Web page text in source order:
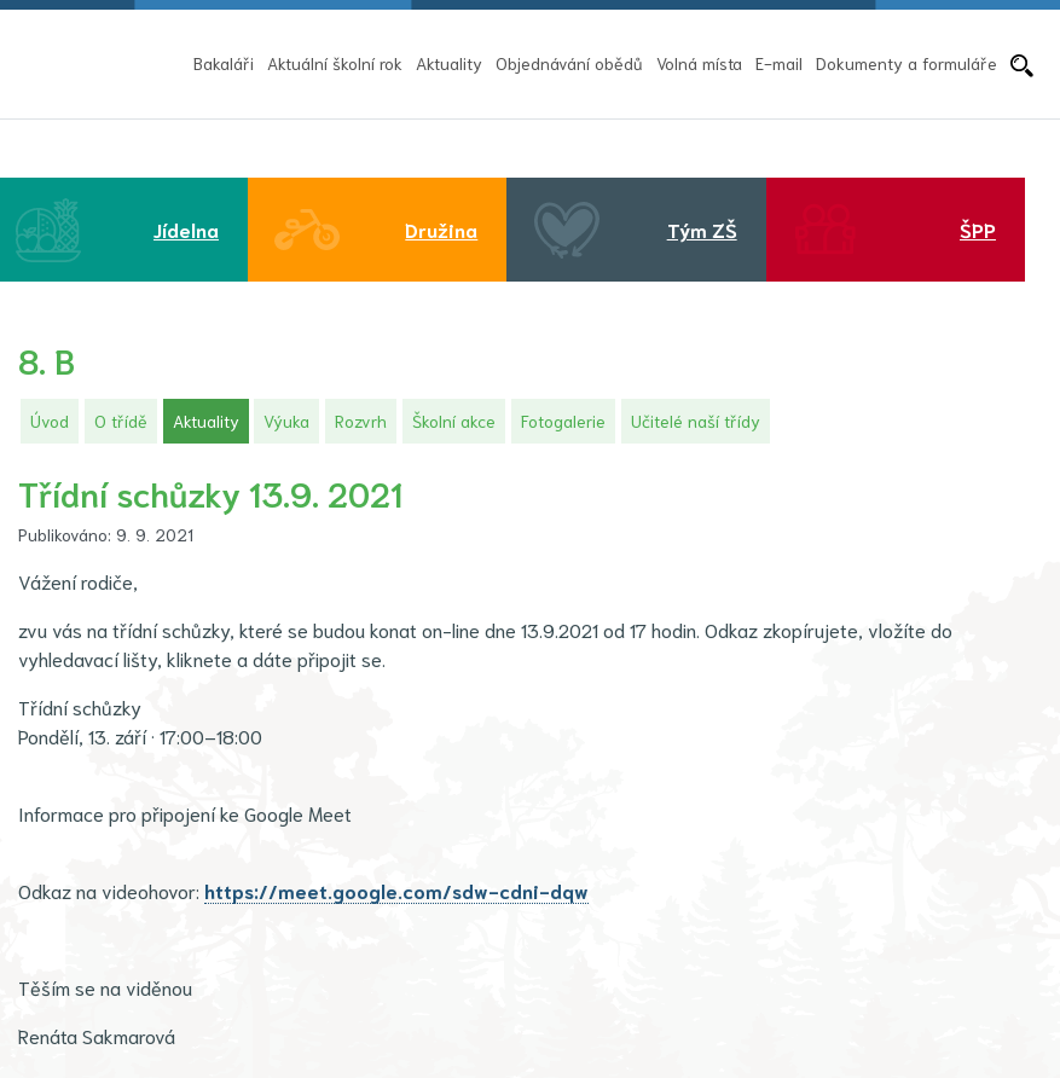
Bakaláři Aktuální školní rok Aktuality Objednávání obědů Volná místa E-mail Dokumenty a formuláře
Jídelna Družina Tým ZŠ ŠPP
8. B
Úvod O třídě Aktuality(aktuální)
Výuka Rozvrh Školní akce Fotogalerie Učitelé naší třídy
Třídní schůzky 13.9. 2021
Publikováno: 9. 9. 2021
Vážení rodiče,
zvu vás na třídní schůzky, které se budou konat on-line dne 13.9.2021 od 17 hodin. Odkaz zkopírujete, vložíte do
vyhledavací lišty, kliknete a dáte připojit se.
Třídní schůzky
Pondělí, 13. září · 17:00–18:00
Informace pro připojení ke Google Meet
Odkaz na videohovor: https://meet.google.com/sdw-cdni-dqw
Těším se na viděnou
Renáta Sakmarová